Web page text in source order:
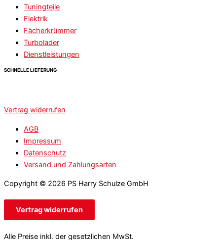
Tuningteile
Elektrik
Fächerkrümmer
Turbolader
Dienstleistungen
SCHNELLE LIEFERUNG
Vertrag widerrufen
AGB
Impressum
Datenschutz
Versand und Zahlungsarten
Copyright © 2026 PS Harry Schulze GmbH
Vertrag widerrufen
Alle Preise inkl. der gesetzlichen MwSt.